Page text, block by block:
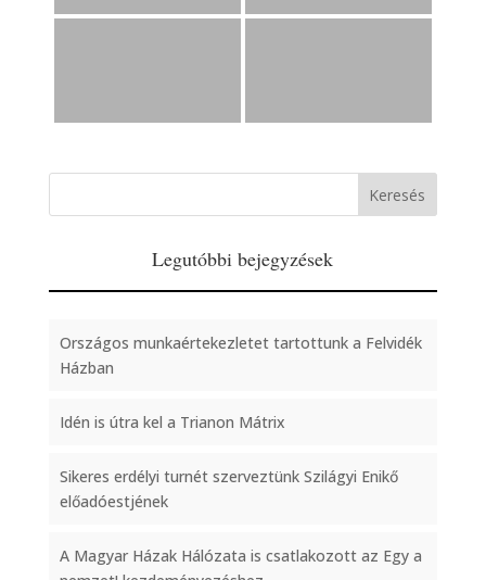
Legutóbbi bejegyzések
Országos munkaértekezletet tartottunk a Felvidék
Házban
Idén is útra kel a Trianon Mátrix
Sikeres erdélyi turnét szerveztünk Szilágyi Enikő
előadóestjének
A Magyar Házak Hálózata is csatlakozott az Egy a